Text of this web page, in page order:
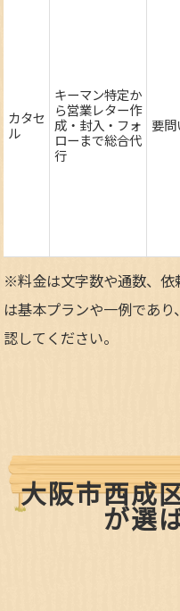
カタセ
ル
キーマン特定か
ら営業レター作
成・封入・フォ
ローまで総合代
行
要
※料金は文字数や通数、依
は基本プランや一例であ
認してください。​
大阪市西成
が選